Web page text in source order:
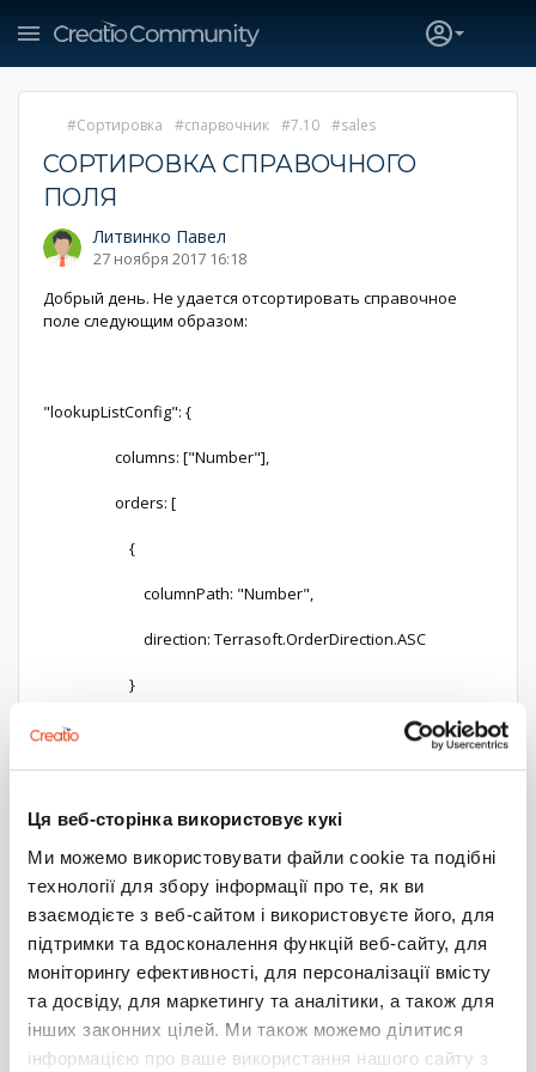
Ця веб-сторінка використовує кукі
Ми можемо використовувати файли cookie та подібні
технології для збору інформації про те, як ви
взаємодієте з веб-сайтом і використовуєте його, для
підтримки та вдосконалення функцій веб-сайту, для
моніторингу ефективності, для персоналізації вмісту
та досвіду, для маркетингу та аналітики, а також для
інших законних цілей. Ми також можемо ділитися
інформацією про ваше використання нашого сайту з
Сортировка спарвочник 7.10 sales
СОРТИРОВКА СПРАВОЧНОГО
ПОЛЯ
Литвинко Павел
27 ноября 2017 16:18
Добрый день. Не удается отсортировать справочное
поле следующим образом:
"lookupListConfig": {
columns: ["Number"],
orders: [
{
columnPath: "Number",
direction: Terrasoft.OrderDirection.ASC
}
]
},
1
Альмухаметов Булат
28 ноября 2017 12:10
0
скорее всего Number просто текстовое поле, поэтому
сортировка происходит некорректно
Ответить
Одеяненко Юлия